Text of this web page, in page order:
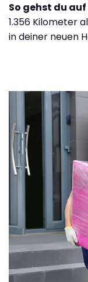
So gehst du
1.356 Kilometer
in deiner neuen